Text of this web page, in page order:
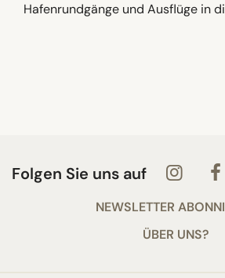
Hafenrundgänge und Ausflüge in
Folgen Sie uns auf
NEWSLETTER
ÜBER UNS?